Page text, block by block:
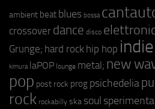
ambient beat blues bossa
crossover dance disco
Grunge; hard rock hip hop indie
kimura laPOP lounge metal; new
pop post rock prog psichedelia
rock rockabilly ska soul